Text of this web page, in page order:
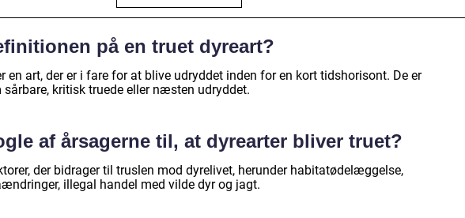
på en truet dyreart?
en art, der er i fare for at blive udryddet inden for en kort tidshorisont. De er
kritisk truede eller næsten udryddet.
af årsagerne til, at dyrearter bliver truet?
der bidrager til truslen mod dyrelivet, herunder habitatødelæggelse,
illegal handel med vilde dyr og jagt.